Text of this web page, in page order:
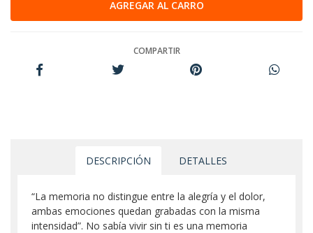
COMPARTIR
DESCRIPCIÓN DETALLES
“La memoria no distingue entre la alegría y el dolor,
ambas emociones quedan grabadas con la misma
intensidad”. No sabía vivir sin ti es una memoria